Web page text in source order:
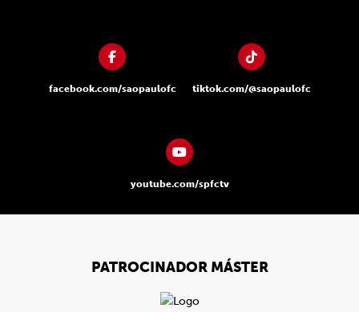
facebook.com/saopaulofc tiktok.com/@saopaulofc
youtube.com/spfctv
PATROCINADOR MÁSTER